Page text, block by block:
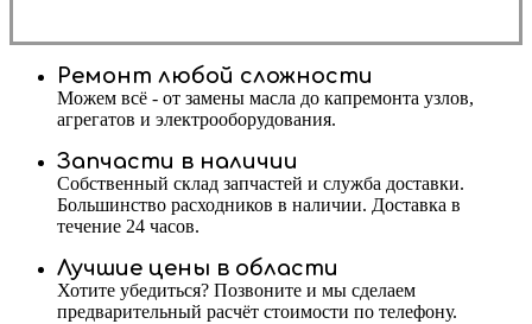
Ремонт любой сложности
Можем всё - от замены масла до капремонта узлов,
агрегатов и электрооборудования.
Запчасти в наличии
Собственный склад запчастей и служба доставки.
Большинство расходников в наличии. Доставка в
течение 24 часов.
Лучшие цены в области
Хотите убедиться? Позвоните и мы сделаем
предварительный расчёт стоимости по телефону.